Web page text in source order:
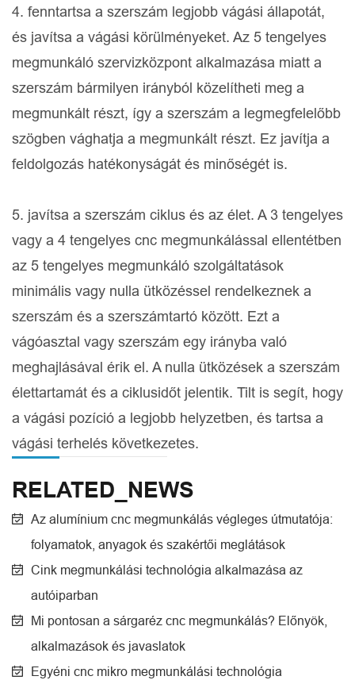
4. fenntartsa a szerszám legjobb vágási állapotát,
és javítsa a vágási körülményeket. Az 5 tengelyes
megmunkáló szervizközpont alkalmazása miatt a
szerszám bármilyen irányból közelítheti meg a
megmunkált részt, így a szerszám a legmegfelelőbb
szögben vághatja a megmunkált részt. Ez javítja a
feldolgozás hatékonyságát és minőségét is.
5. javítsa a szerszám ciklus és az élet. A 3 tengelyes
vagy a 4 tengelyes cnc megmunkálással ellentétben
az 5 tengelyes megmunkáló szolgáltatások
minimális vagy nulla ütközéssel rendelkeznek a
szerszám és a szerszámtartó között. Ezt a
vágóasztal vagy szerszám egy irányba való
meghajlásával érik el. A nulla ütközések a szerszám
élettartamát és a ciklusidőt jelentik. Tilt is segít, hogy
a vágási pozíció a legjobb helyzetben, és tartsa a
vágási terhelés következetes.
RELATED_NEWS
Az alumínium cnc megmunkálás végleges útmutatója:
folyamatok, anyagok és szakértői meglátások
Cink megmunkálási technológia alkalmazása az
autóiparban
Mi pontosan a sárgaréz cnc megmunkálás? Előnyök,
alkalmazások és javaslatok
Egyéni cnc mikro megmunkálási technológia